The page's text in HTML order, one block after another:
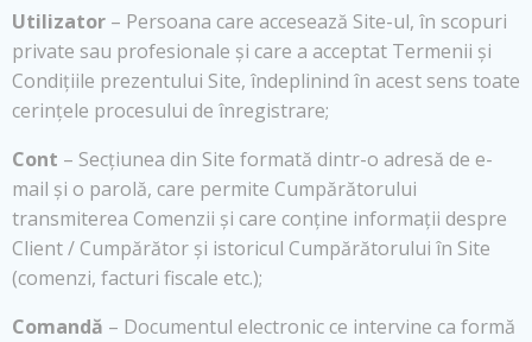
Utilizator – Persoana care accesează Site-ul, în scopuri
private sau profesionale și care a acceptat Termenii și
Condițiile prezentului Site, îndeplinind în acest sens toate
cerințele procesului de înregistrare;
Cont – Secțiunea din Site formată dintr-o adresă de e-
mail și o parolă, care permite Cumpărătorului
transmiterea Comenzii și care conține informații despre
Client / Cumpărător și istoricul Cumpărătorului în Site
(comenzi, facturi fiscale etc.);
Comandă – Documentul electronic ce intervine ca formă